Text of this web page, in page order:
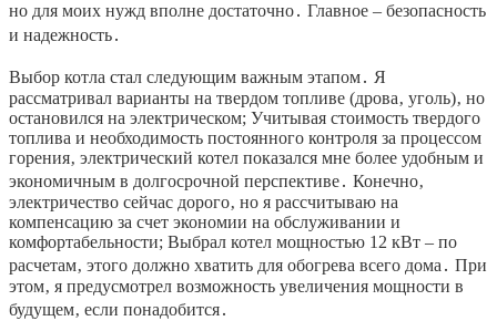
но для моих нужд вполне достаточно․ Главное – безопасность
и надежность․
Выбор котла стал следующим важным этапом․ Я
рассматривал варианты на твердом топливе (дрова‚ уголь)‚ но
остановился на электрическом; Учитывая стоимость твердого
топлива и необходимость постоянного контроля за процессом
горения‚ электрический котел показался мне более удобным и
экономичным в долгосрочной перспективе․ Конечно‚
электричество сейчас дорого‚ но я рассчитываю на
компенсацию за счет экономии на обслуживании и
комфортабельности; Выбрал котел мощностью 12 кВт – по
расчетам‚ этого должно хватить для обогрева всего дома․ При
этом‚ я предусмотрел возможность увеличения мощности в
будущем‚ если понадобится․